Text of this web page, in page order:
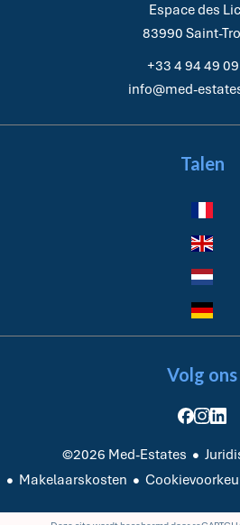
Espace des
83990 Saint-
+33 4 94 49
info@med-
Talen
Volg ons
©2026 Med-Estates
Makelaarskosten